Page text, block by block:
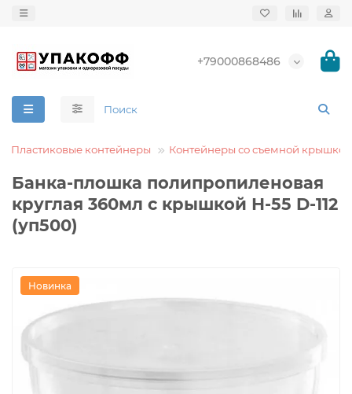
+79000868486
Пластиковые контейнеры Контейнеры со съемной крышкой
Банка-плошка полипропиленовая
круглая 360мл с крышкой Н-55 D-112
(уп500)
Новинка